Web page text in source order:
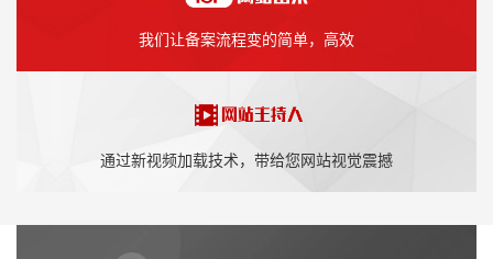
我们让备案流程变的简单，高效
通过新视频加载技术，带给您网站视觉震撼